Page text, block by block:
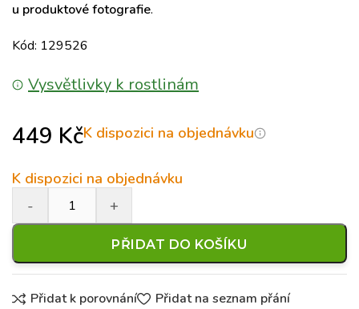
u produktové fotografie.
Kód: 129526
Vysvětlivky k rostlinám
449 KčK dispozici na objednávku
K dispozici na objednávku
PŘIDAT DO KOŠÍKU
Přidat k porovnání Přidat na seznam přání